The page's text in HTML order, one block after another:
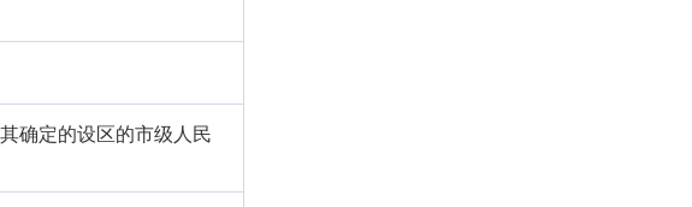
确定的设区的市级人民